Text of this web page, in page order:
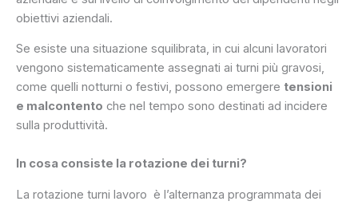
obiettivi aziendali.
Se esiste una situazione squilibrata, in cui alcuni lavoratori
vengono sistematicamente assegnati ai turni più gravosi,
come quelli notturni o festivi, possono emergere tensioni
e malcontento che nel tempo sono destinati ad incidere
sulla produttività.
In cosa consiste la rotazione dei turni?
La rotazione turni lavoro è l’alternanza programmata dei